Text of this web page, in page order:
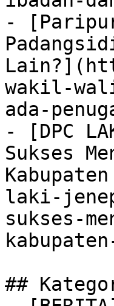
-
wakil-
ada-
- [DPC
Sukses
laki-
sukses-
##